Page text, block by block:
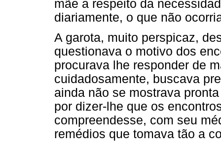
mãe a respeito da
diariamente, o que não
A garota, muito perspicaz,
questionava o motivo dos
procurava lhe responder de
cuidadosamente, buscava
ainda não se mostrava
por dizer-lhe que os
compreendesse, com seu
remédios que tomava tão a